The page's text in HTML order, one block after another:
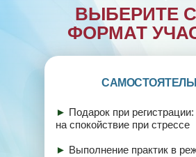
ВЫБЕРИТЕ
ФОРМАТ
► Подарок при
на спокойствие при стрессе
► Выполнение практик в